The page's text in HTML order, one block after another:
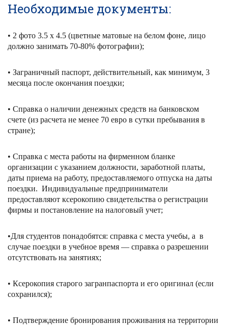
Необходимые документы:
• 2 фото 3.5 х 4.5 (цветные матовые на белом фоне, лицо
должно занимать 70-80% фотографии);
• Заграничный паспорт, действительный, как минимум, 3
месяца после окончания поездки;
• Справка о наличии денежных средств на банковском
счете (из расчета не менее 70 евро в сутки пребывания в
стране);
• Справка с места работы на фирменном бланке
организации с указанием должности, заработной платы,
даты приема на работу, предоставляемого отпуска на даты
поездки. Индивидуальные предприниматели
предоставляют ксерокопию свидетельства о регистрации
фирмы и постановление на налоговый учет;
•Для студентов понадобятся: справка с места учебы, а в
случае поездки в учебное время — справка о разрешении
отсутствовать на занятиях;
• Ксерокопия старого загранпаспорта и его оригинал (если
сохранился);
• Подтверждение бронирования проживания на территории